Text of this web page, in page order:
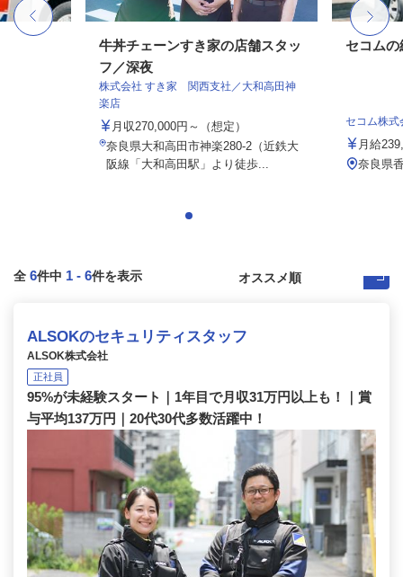
牛丼チェーンすき家の店舗スタッ
フ／深夜
株式会社 すき家 関西支社／大和高田神
楽店
月収270,000円～（想定）
奈良県大和高田市神楽280-2（近鉄大
阪線「大和高田駅」より徒歩...
セコムの
セコム株式
月給
奈良県
全 6件中 1 - 6件を表示
ALSOKのセキュリティスタッフ
ALSOK株式会社
正社員
95%が未経験スタート｜1年目で月収31万円以上も！｜賞
与平均137万円｜20代30代多数活躍中！